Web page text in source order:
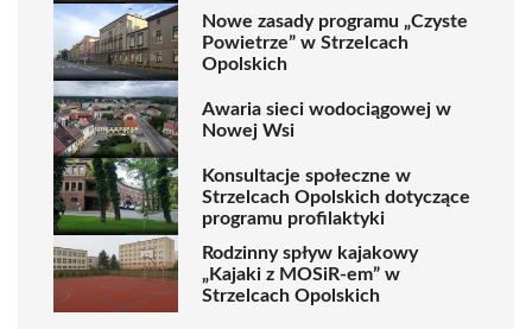
Nowe zasady programu „Czyste
Powietrze” w Strzelcach
Opolskich
Awaria sieci wodociągowej w
Nowej Wsi
Konsultacje społeczne w
Strzelcach Opolskich dotyczące
programu profilaktyki
Rodzinny spływ kajakowy
„Kajaki z MOSiR-em” w
Strzelcach Opolskich